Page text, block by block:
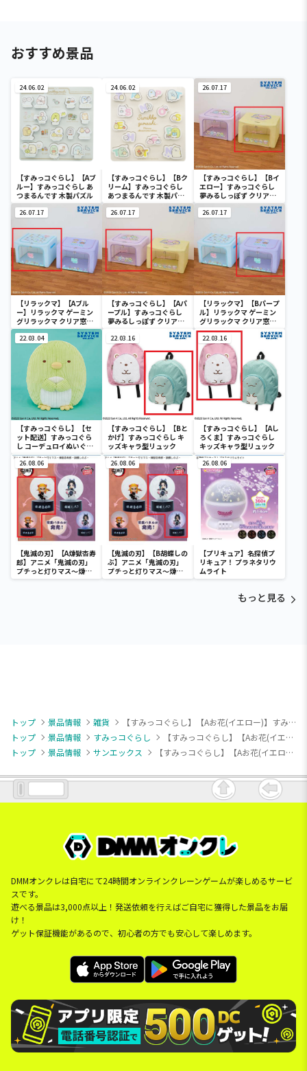
おすすめ景品
24.06.02
【すみっコぐらし】【Aブ
ルー】すみっコぐらし あ
つまるんです 木製パズル
24.06.02
【すみっコぐらし】【Bク
リーム】すみっコぐらし
あつまるんです 木製パズ
ル
26.07.17
【すみっコぐらし】【Bイ
エロー】すみっコぐらし
夢みるしっぽず クリア窓
付き収納ボックス
26.07.17
【リラックマ】【Aブル
ー】リラックマ ゲーミン
グリラックマ クリア窓付
き収納ボックス
26.07.17
【すみっコぐらし】【Aパ
ープル】すみっコぐらし
夢みるしっぽず クリア窓
26.07.17
【リラックマ】【Bパープ
ル】リラックマ ゲーミン
グリラックマ クリア窓付
き収納ボックス
22.03.04
【すみっコぐらし】【セ
ット配送】すみっコぐら
し コーデュロイぬいぐる
みXL プレミアム ぺんぎ
ん？
22.03.16
【すみっコぐらし】【Bと
かげ】すみっコぐらし キ
ッズキャラ型リュック
22.03.16
【すみっコぐらし】【Aし
ろくま】すみっコぐらし
キッズキャラ型リュック
26.08.06
【鬼滅の刃】【A煉獄杏寿
郎】アニメ「鬼滅の刃」
プチっと灯りマス～煉獄
杏寿郎・胡蝶しのぶ～
26.08.06
【鬼滅の刃】【B胡蝶しの
ぶ】アニメ「鬼滅の刃」
プチっと灯りマス～煉獄
杏寿郎・胡蝶しのぶ～
26.08.06
【プリキュア】名探偵プ
リキュア！ プラネタリウ
ムライト
もっと見る
トップ 景品情報 雑貨
【すみっコぐらし】【Aお花(イエロー)】すみっコぐらし ビッグ木製ラップトップテーブル
トップ
景品情報 すみっコぐらし
【すみっコぐらし】【Aお花(イエロー)】すみっコぐらし ビッグ木製ラップトップテーブル
トップ
景品情報 サンエックス 【すみっコぐらし】【Aお花(イエロー)】すみっコぐらし ビッグ木製ラップトップテーブル
DMMオンクレは自宅にて24時間オンラインクレーンゲームが楽しめるサービ
スです。
遊べる景品は3,000点以上！発送依頼を行えばご自宅に獲得した景品をお届
け！
ゲット保証機能があるので、初心者の方でも安心して楽しめます。